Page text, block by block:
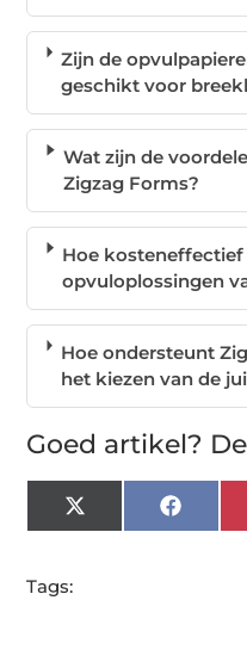
Zijn de
geschikt voor
Wat zijn de
Zigzag Forms?
Hoe kosteneffectief
opvuloplossingen
Hoe ondersteunt
het kiezen van de
Goed artikel?
X
(Twitter)
Tags: